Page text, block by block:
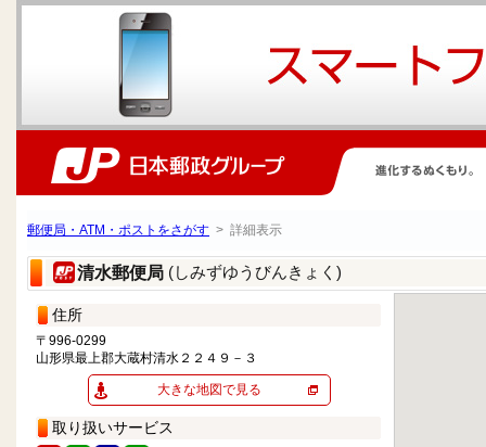
郵便局・ATM・ポストをさがす > 詳細表示
清水郵便局 (しみずゆうびんきょく)
住所
〒996-0299
山形県最上郡大蔵村清水２２４９－３
大きな地図で見る
取り扱いサービス